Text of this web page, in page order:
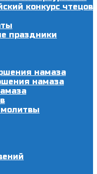
конкурс чтецов
праздники
намаза
намаза